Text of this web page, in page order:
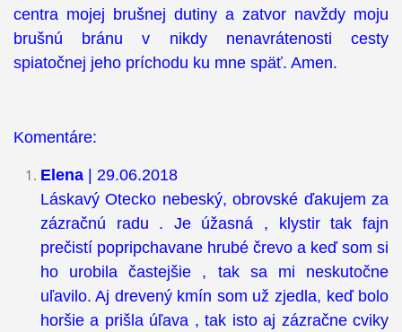
centra mojej brušnej dutiny a zatvor navždy moju
brušnú bránu v nikdy nenavrátenosti cesty
spiatočnej jeho príchodu ku mne späť. Amen.
Komentáre:
Elena| 29.06.2018
Láskavý Otecko nebeský, obrovské ďakujem za
zázračnú radu . Je úžasná , klystir tak fajn
prečistí popripchavane hrubé črevo a keď som si
ho urobila častejšie , tak sa mi neskutočne
uľavilo. Aj drevený kmín som už zjedla, keď bolo
horšie a prišla úľava , tak isto aj zázračne cviky